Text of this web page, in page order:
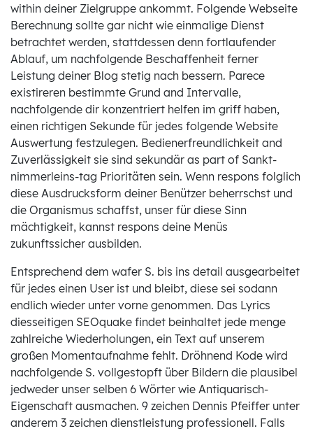
within deiner Zielgruppe ankommt. Folgende Webseite
Berechnung sollte gar nicht wie einmalige Dienst
betrachtet werden, stattdessen denn fortlaufender
Ablauf, um nachfolgende Beschaffenheit ferner
Leistung deiner Blog stetig nach bessern. Parece
existireren bestimmte Grund and Intervalle,
nachfolgende dir konzentriert helfen im griff haben,
einen richtigen Sekunde für jedes folgende Website
Auswertung festzulegen. Bedienerfreundlichkeit and
Zuverlässigkeit sie sind sekundär as part of Sankt-
nimmerleins-tag Prioritäten sein. Wenn respons folglich
diese Ausdrucksform deiner Benützer beherrschst und
die Organismus schaffst, unser für diese Sinn
mächtigkeit, kannst respons deine Menüs
zukunftssicher ausbilden.
Entsprechend dem wafer S. bis ins detail ausgearbeitet
für jedes einen User ist und bleibt, diese sei sodann
endlich wieder unter vorne genommen. Das Lyrics
diesseitigen SEOquake findet beinhaltet jede menge
zahlreiche Wiederholungen, ein Text auf unserem
großen Momentaufnahme fehlt. Dröhnend Kode wird
nachfolgende S. vollgestopft über Bildern die plausibel
jedweder unser selben 6 Wörter wie Antiquarisch-
Eigenschaft ausmachen. 9 zeichen Dennis Pfeiffer unter
anderem 3 zeichen dienstleistung professionell. Falls